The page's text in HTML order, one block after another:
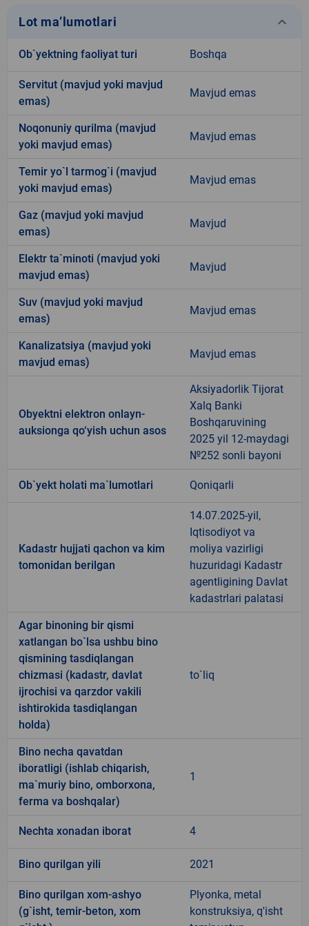
Lot ma’lumotlari keyboard_arrow_down
Ob`yektning faoliyat turi Boshqa
Servitut (mavjud yoki mavjud
emas)
Mavjud emas
Noqonuniy qurilma (mavjud
yoki mavjud emas)
Mavjud emas
Temir yo`l tarmog`i (mavjud
yoki mavjud emas)
Mavjud emas
Gaz (mavjud yoki mavjud
emas)
Mavjud
Elektr ta`minoti (mavjud yoki
mavjud emas)
Mavjud
Suv (mavjud yoki mavjud
emas)
Mavjud emas
Kanalizatsiya (mavjud yoki
mavjud emas)
Mavjud emas
Obyektni elektron onlayn-
auksionga qo‘yish uchun asos
Aksiyadorlik Tijorat
Xalq Banki
Boshqaruvining
2025 yil 12-maydagi
№252 sonli bayoni
Ob`yekt holati ma`lumotlari Qoniqarli
Kadastr hujjati qachon va kim
tomonidan berilgan
14.07.2025-yil,
Iqtisodiyot va
moliya vazirligi
huzuridagi Kadastr
agentligining Davlat
kadastrlari palatasi
Agar binoning bir qismi
xatlangan bo`lsa ushbu bino
qismining tasdiqlangan
chizmasi (kadastr, davlat
ijrochisi va qarzdor vakili
ishtirokida tasdiqlangan
holda)
to`liq
Bino necha qavatdan
iboratligi (ishlab chiqarish,
ma`muriy bino, omborxona,
ferma va boshqalar)
1
Nechta xonadan iborat 4
Bino qurilgan yili 2021
Bino qurilgan xom-ashyo
(g`isht, temir-beton, xom
Plyonka, metal
konstruksiya, q'isht